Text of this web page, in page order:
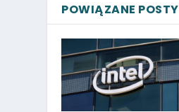
POWIĄZANE POSTY